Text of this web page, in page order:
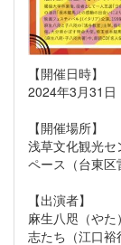
【開催日時】
2024年3月31
【開催場所】
浅草文化観光
ペース（台東区
【出演者】
麻生八咫（や
志たち（江口